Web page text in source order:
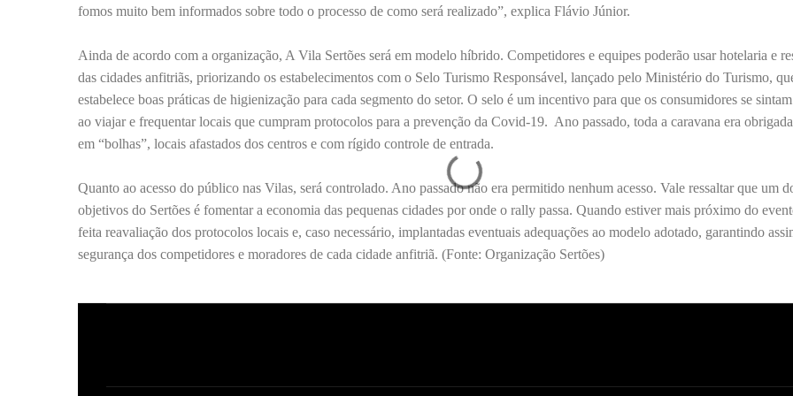
fomos muito bem informados sobre todo o processo de como será realizado”, explica Flávio Júnior.
Ainda de acordo com a organização, A Vila Sertões será em modelo híbrido. Competidores e equipes poderão usar hotelaria e
das cidades anfitriãs, priorizando os estabelecimentos com o Selo Turismo Responsável, lançado pelo Ministério do Turismo,
estabelece boas práticas de higienização para cada segmento do setor. O selo é um incentivo para que os consumidores se
ao viajar e frequentar locais que cumpram protocolos para a prevenção da Covid-19. Ano passado, toda a caravana era
em “bolhas”, locais afastados dos centros e com rígido controle de entrada.
Quanto ao acesso do público nas Vilas, será controlado. Ano passado não era permitido nenhum acesso. Vale ressaltar que um
objetivos do Sertões é fomentar a economia das pequenas cidades por onde o rally passa. Quando estiver mais próximo do
feita reavaliação dos protocolos locais e, caso necessário, implantadas eventuais adequações ao modelo adotado, garantindo
segurança dos competidores e moradores de cada cidade anfitriã. (Fonte: Organização Sertões)